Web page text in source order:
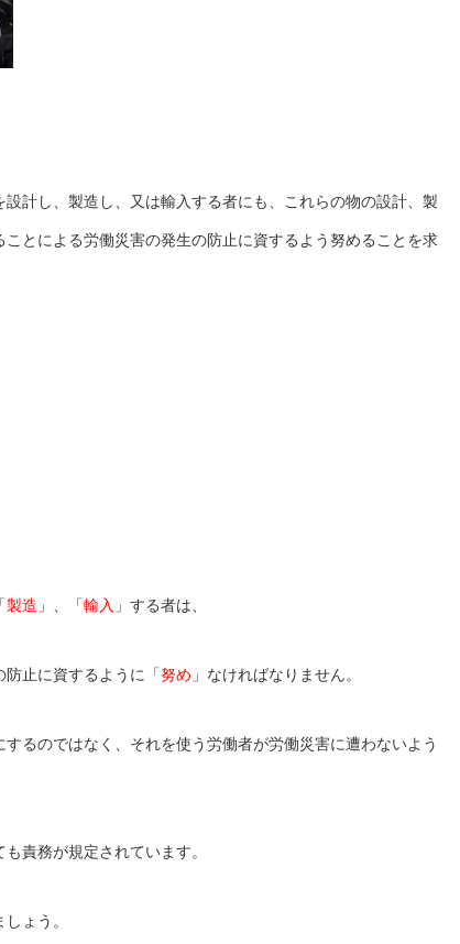
計し、製造し、又は輸入する者にも、これらの物の設計、製
とによる労働災害の発生の防止に資するよう努めることを求
製造 」、「輸入 」する者は、
止に資するように「努め 」なければなりません。
るのではなく、それを使う労働者が労働災害に遭わないよう
責務が規定されています。
ょう。